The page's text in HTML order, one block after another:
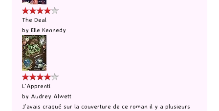
The Deal
by Elle Kennedy
L'Apprenti
by Audrey Alwett
J’avais craqué sur la couverture de ce roman il y a plusieurs